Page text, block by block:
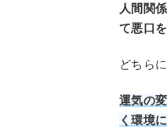
人間関
て悪口
どちら
運気の
く環境